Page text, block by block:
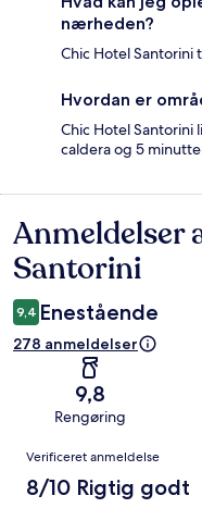
nærheden?
Chic Hotel
Hvordan er
Chic Hotel Santorini
caldera og 5
Anmeldelser
Anmeldelser
Santorini
9,4 Enestående
278 anmeldelser
9,8
Rengøring
Anmeldelser
Verificeret anmeldelse
8/10 Rigtig godt